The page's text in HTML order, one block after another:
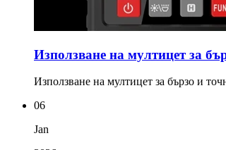
Използване на мултицет за
Използване на мултицет за бързо и
06
Jan